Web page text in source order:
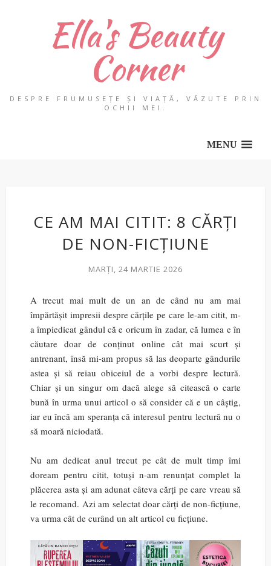
Ella's Beauty
Corner
DESPRE FRUMUSEȚE ȘI VIAȚĂ, VĂZUTE PRIN
OCHII MEI.
MENU
CE AM MAI CITIT: 8 CĂRȚI
DE NON-FICȚIUNE
MARȚI, 24 MARTIE 2026
A trecut mai mult de un an de când nu am mai
împărtășit impresii despre cărțile pe care le-am citit, m-
a împiedicat gândul că e oricum în zadar, că lumea e în
căutare doar de conținut online cât mai scurt și
antrenant, însă mi-am propus să las deoparte gândurile
astea și să reiau obiceiul de a vorbi despre lectură.
Chiar și un singur om dacă alege să citească o carte
bună în urma unui articol o să consider că e un câștig,
iar eu încă am speranța că interesul pentru lectură nu o
să moară niciodată.
Nu am dedicat anul trecut pe cât de mult timp îmi
doream pentru citit, totuși n-am renunțat complet la
plăcerea asta și am adunat câteva cărți pe care vreau să
le recomand. Azi am selectat doar cărți de non-ficțiune,
va urma cât de curând un alt articol cu ficțiune.